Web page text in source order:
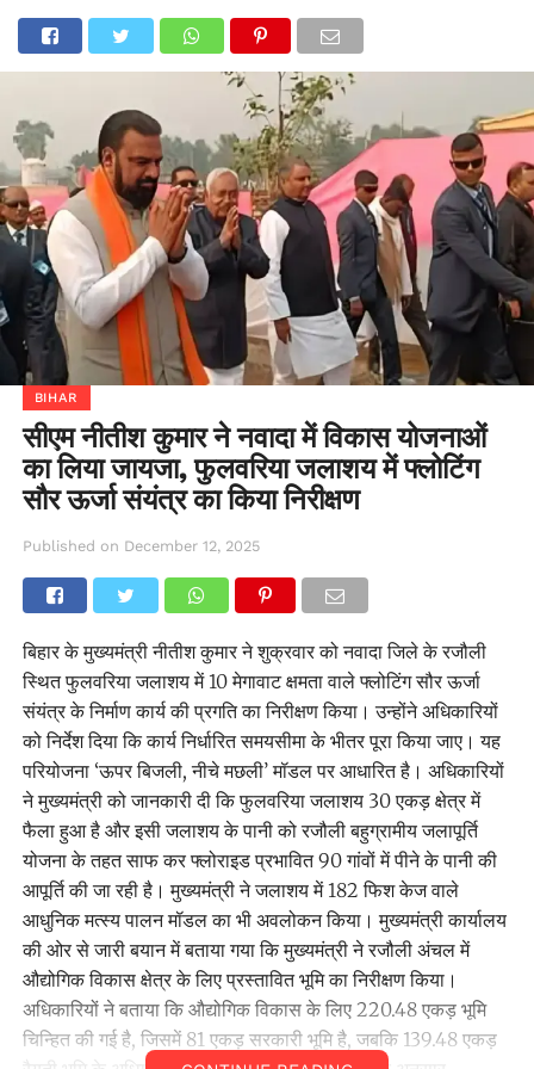
BIHAR
सीएम नीतीश कुमार ने नवादा में विकास योजनाओं
का लिया जायजा, फुलवरिया जलाशय में फ्लोटिंग
सौर ऊर्जा संयंत्र का किया निरीक्षण
Published on December 12, 2025
बिहार के मुख्यमंत्री नीतीश कुमार ने शुक्रवार को नवादा जिले के रजौली
स्थित फुलवरिया जलाशय में 10 मेगावाट क्षमता वाले फ्लोटिंग सौर ऊर्जा
संयंत्र के निर्माण कार्य की प्रगति का निरीक्षण किया। उन्होंने अधिकारियों
को निर्देश दिया कि कार्य निर्धारित समयसीमा के भीतर पूरा किया जाए। यह
परियोजना ‘ऊपर बिजली, नीचे मछली’ मॉडल पर आधारित है। अधिकारियों
ने मुख्यमंत्री को जानकारी दी कि फुलवरिया जलाशय 30 एकड़ क्षेत्र में
फैला हुआ है और इसी जलाशय के पानी को रजौली बहुग्रामीय जलापूर्ति
योजना के तहत साफ कर फ्लोराइड प्रभावित 90 गांवों में पीने के पानी की
आपूर्ति की जा रही है। मुख्यमंत्री ने जलाशय में 182 फिश केज वाले
आधुनिक मत्स्य पालन मॉडल का भी अवलोकन किया। मुख्यमंत्री कार्यालय
की ओर से जारी बयान में बताया गया कि मुख्यमंत्री ने रजौली अंचल में
औद्योगिक विकास क्षेत्र के लिए प्रस्तावित भूमि का निरीक्षण किया।
अधिकारियों ने बताया कि औद्योगिक विकास के लिए 220.48 एकड़ भूमि
चिन्हित की गई है, जिसमें 81 एकड़ सरकारी भूमि है, जबकि 139.48 एकड़